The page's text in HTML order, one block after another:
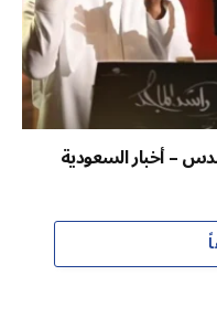
– أخبار السعودية